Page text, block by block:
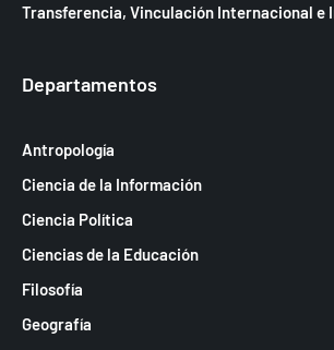
Transferencia, Vinculación Internacional e
Departamentos
Antropología
Ciencia de la Información
Ciencia Política
Ciencias de la Educación
Filosofía
Geografía